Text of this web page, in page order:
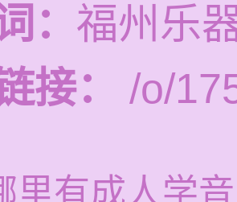
： 福州乐
接：
/o/
里有成人学